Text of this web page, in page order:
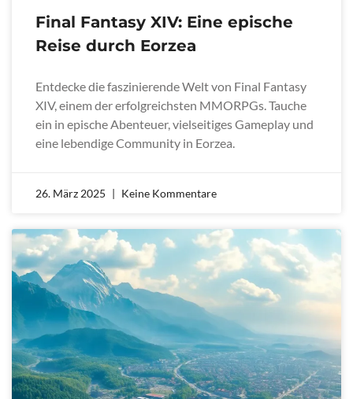
Final Fantasy XIV: Eine epische
Reise durch Eorzea
Entdecke die faszinierende Welt von Final Fantasy
XIV, einem der erfolgreichsten MMORPGs. Tauche
ein in epische Abenteuer, vielseitiges Gameplay und
eine lebendige Community in Eorzea.
26. März 2025 Keine Kommentare